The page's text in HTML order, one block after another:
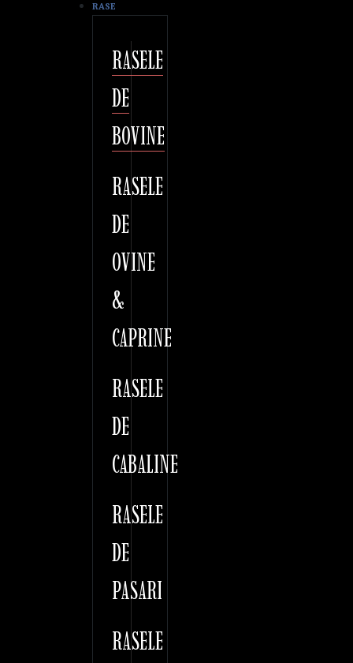
RASE
RASELE
DE
BOVINE
RASELE
DE
OVINE
&
CAPRINE
RASELE
DE
CABALINE
RASELE
DE
PASARI
RASELE